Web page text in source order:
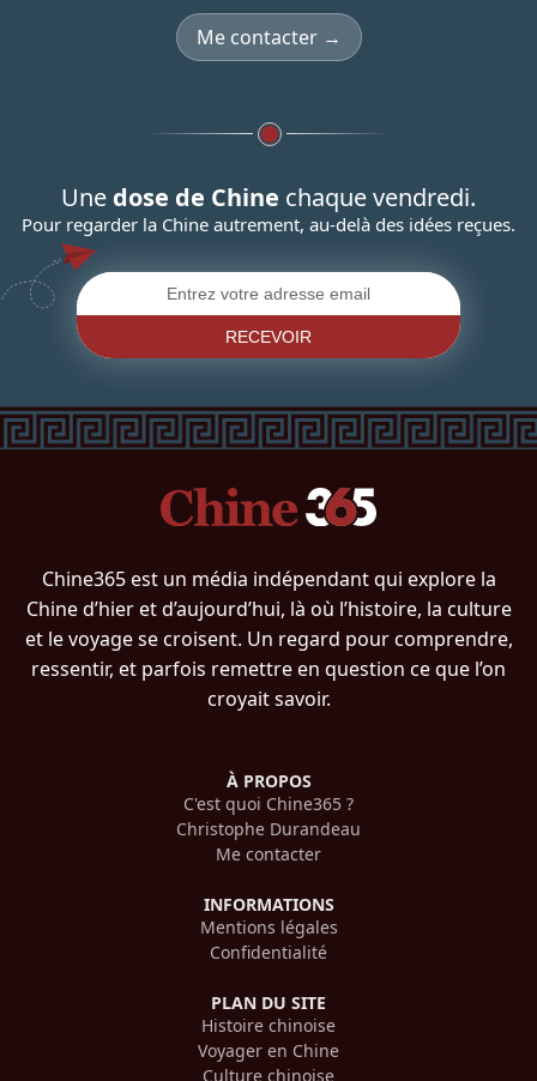
Me contacter →
Une dose de Chine chaque vendredi.
Pour regarder la Chine autrement, au-delà des idées reçues.
RECEVOIR
Chine365 est un média indépendant qui explore la
Chine d’hier et d’aujourd’hui, là où l’histoire, la culture
et le voyage se croisent. Un regard pour comprendre,
ressentir, et parfois remettre en question ce que l’on
croyait savoir.
À PROPOS
C'est quoi Chine365 ?
Christophe Durandeau
Me contacter
INFORMATIONS
Mentions légales
Confidentialité
PLAN DU SITE
Histoire chinoise
Voyager en Chine
Culture chinoise